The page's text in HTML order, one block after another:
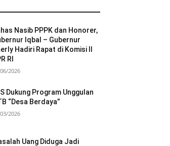
Nasib PPPK dan Honorer,
Iqbal – Gubernur
Hadiri Rapat di Komisi II
RI
2026
Dukung Program Unggulan
“Desa Berdaya”
2026
Uang Diduga Jadi